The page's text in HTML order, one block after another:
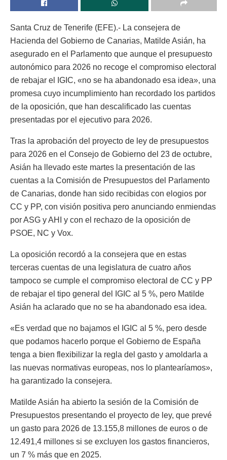
Santa Cruz de Tenerife (EFE).- La consejera de
Hacienda del Gobierno de Canarias, Matilde Asián, ha
asegurado en el Parlamento que aunque el presupuesto
autonómico para 2026 no recoge el compromiso electoral
de rebajar el IGIC, «no se ha abandonado esa idea», una
promesa cuyo incumplimiento han recordado los partidos
de la oposición, que han descalificado las cuentas
presentadas por el ejecutivo para 2026.
Tras la aprobación del proyecto de ley de presupuestos
para 2026 en el Consejo de Gobierno del 23 de octubre,
Asián ha llevado este martes la presentación de las
cuentas a la Comisión de Presupuestos del Parlamento
de Canarias, donde han sido recibidas con elogios por
CC y PP, con visión positiva pero anunciando enmiendas
por ASG y AHI y con el rechazo de la oposición de
PSOE, NC y Vox.
La oposición recordó a la consejera que en estas
terceras cuentas de una legislatura de cuatro años
tampoco se cumple el compromiso electoral de CC y PP
de rebajar el tipo general del IGIC al 5 %, pero Matilde
Asián ha aclarado que no se ha abandonado esa idea.
«Es verdad que no bajamos el IGIC al 5 %, pero desde
que podamos hacerlo porque el Gobierno de España
tenga a bien flexibilizar la regla del gasto y amoldarla a
las nuevas normativas europeas, nos lo plantearíamos»,
ha garantizado la consejera.
Matilde Asián ha abierto la sesión de la Comisión de
Presupuestos presentando el proyecto de ley, que prevé
un gasto para 2026 de 13.155,8 millones de euros o de
12.491,4 millones si se excluyen los gastos financieros,
un 7 % más que en 2025.